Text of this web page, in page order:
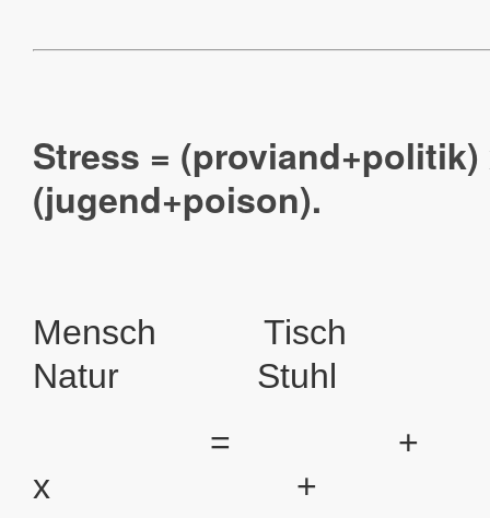
Stress = (proviand+politik)
(jugend+poison).
Mensch
Natur Stuhl
=
x +